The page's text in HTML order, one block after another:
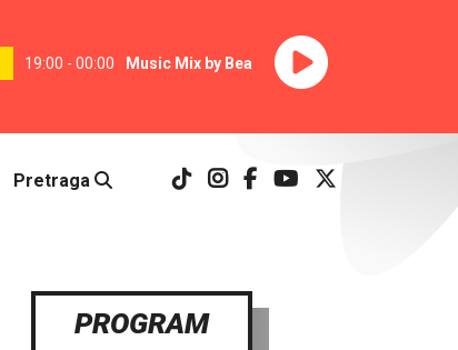
19:00 - 00:00 Music Mix by Bea
Pretraga
PROGRAM